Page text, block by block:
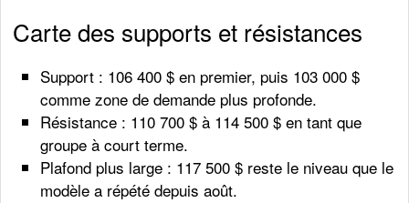
Carte des supports et résistances
Support : 106 400 $ en premier, puis 103 000 $
comme zone de demande plus profonde.
Résistance : 110 700 $ à 114 500 $ en tant que
groupe à court terme.
Plafond plus large : 117 500 $ reste le niveau que le
modèle a répété depuis août.